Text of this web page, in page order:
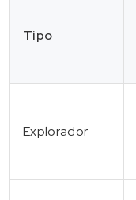
Tipo
Explorador